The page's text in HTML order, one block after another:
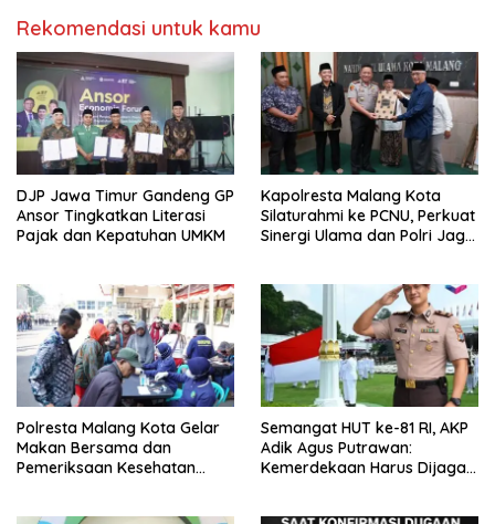
Rekomendasi untuk kamu
DJP Jawa Timur Gandeng GP
Ansor Tingkatkan Literasi
Pajak dan Kepatuhan UMKM
Kapolresta Malang Kota
Silaturahmi ke PCNU, Perkuat
Sinergi Ulama dan Polri Jaga
Polresta Malang Kota Gelar
Makan Bersama dan
Pemeriksaan Kesehatan
Semangat HUT ke-81 RI, AKP
Adik Agus Putrawan:
Kemerdekaan Harus Dijaga